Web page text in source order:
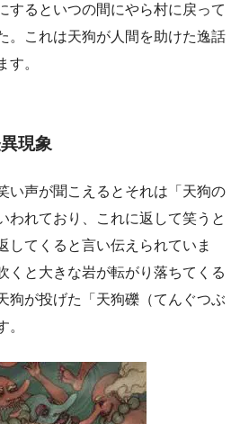
するといつの間にやら村に戻って
。これは天狗が人間を助けた逸話
す。
現象
い声が聞こえるとそれは「天狗の
われており、これに返して笑うと
してくると言い伝えられていま
くと大きな岩が転がり落ちてくる
狗が投げた「天狗礫（てんぐつぶ
。